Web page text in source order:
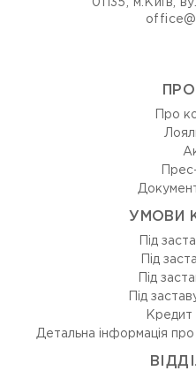
01135, м.Київ,
Про
УМОВИ
Під
Під
Під
Під
Кредит
Детальна інформація